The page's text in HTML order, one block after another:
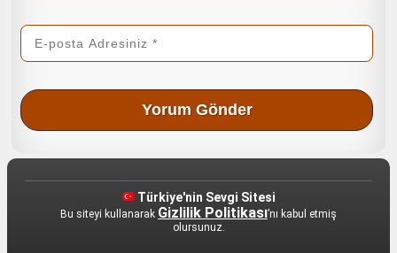
Türkiye'nin Sevgi Sitesi
Bu siteyi kullanarak Gizlilik Politikası’nı kabul etmiş
olursunuz.